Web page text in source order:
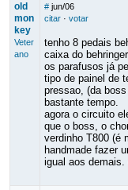
old
mon
key
Veter
ano
# jun/06
citar· votar
tenho 8 pedais
caixa do
os parafusos já
tipo de painel de
pressao, (da
bastante tempo.
agora o circuito
que o boss, o
verdinho T800 (é
handmade fazer
igual aos demais.